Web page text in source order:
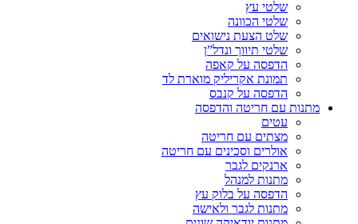
שלטי עץ
שלטי הכוונה
שלט הצעת נישואים
שלטי תיווך ונדל”ן
הדפסה על קאפה
תמונת אקריליק מוארת לד
הדפסה על קנבס
מתנות עם חריטה והדפסה
עטים
מצתים עם חריטה
אולרים וסכינים עם חריטה
ארנקים לגבר
מתנות למנהל
הדפסה על בלוק עץ
מתנות לגבר ולאישה